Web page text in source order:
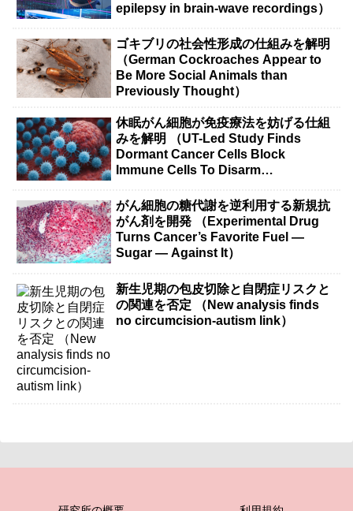
epilepsy in brain-wave recordings）
ゴキブリの社会性形成の仕組みを解明
（German Cockroaches Appear to
Be More Social Animals than
Previously Thought）
休眠がん細胞が免疫療法を妨げる仕組
みを解明 （UT-Led Study Finds
Dormant Cancer Cells Block
Immune Cells To Disarm
がん細胞の糖代謝を逆利用する新規抗
がん剤を開発 （Experimental Drug
Turns Cancer’s Favorite Fuel —
Sugar — Against It）
新生児期の包皮切除と自閉症リスクと
の関連を否定 （New analysis finds
no circumcision-autism link）